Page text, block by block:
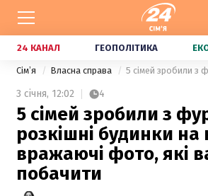
24 КАНАЛ ГЕОПОЛІТИКА
Сімʼя Власна справа
3 січня, 12:02 4
5 сімей зробили з
розкішні будинки на
вражаючі фото, які
побачити